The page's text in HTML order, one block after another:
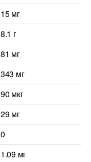
15 мг
8.1 г
81 мг
343 мг
90 мкг
29 мг
0
1.09 мг